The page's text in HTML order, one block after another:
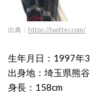
出典： https://twitter.com/
生年月日：1997年
出身地：埼玉県熊
身長：158cm